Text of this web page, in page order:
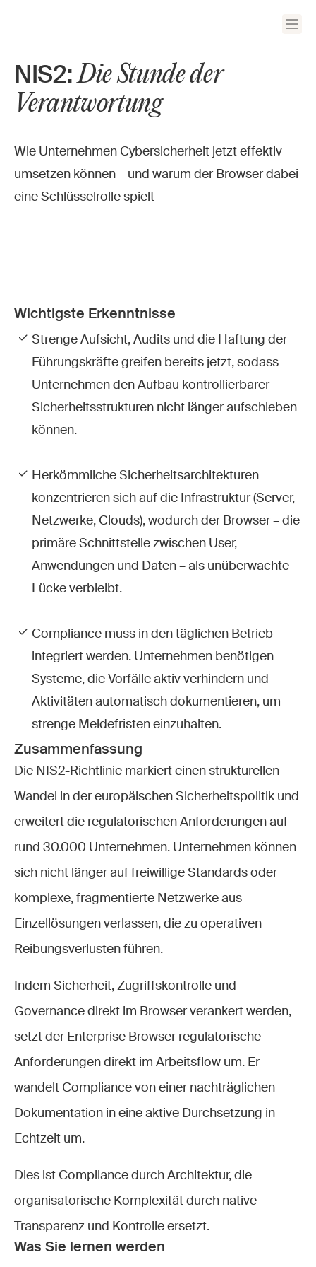
NIS2:Die Stunde der
Verantwortung
Wie Unternehmen Cybersicherheit jetzt effektiv
umsetzen können – und warum der Browser dabei
eine Schlüsselrolle spielt
Wichtigste Erkenntnisse
Strenge Aufsicht, Audits und die Haftung der
Führungskräfte greifen bereits jetzt, sodass
Unternehmen den Aufbau kontrollierbarer
Sicherheitsstrukturen nicht länger aufschieben
können.
Herkömmliche Sicherheitsarchitekturen
konzentrieren sich auf die Infrastruktur (Server,
Netzwerke, Clouds), wodurch der Browser – die
primäre Schnittstelle zwischen User,
Anwendungen und Daten – als unüberwachte
Lücke verbleibt.
Compliance muss in den täglichen Betrieb
integriert werden. Unternehmen benötigen
Systeme, die Vorfälle aktiv verhindern und
Aktivitäten automatisch dokumentieren, um
strenge Meldefristen einzuhalten.
Zusammenfassung
Die NIS2-Richtlinie markiert einen strukturellen
Wandel in der europäischen Sicherheitspolitik und
erweitert die regulatorischen Anforderungen auf
rund 30.000 Unternehmen. Unternehmen können
sich nicht länger auf freiwillige Standards oder
komplexe, fragmentierte Netzwerke aus
Einzellösungen verlassen, die zu operativen
Reibungsverlusten führen.
Indem Sicherheit, Zugriffskontrolle und
Governance direkt im Browser verankert werden,
setzt der Enterprise Browser regulatorische
Anforderungen direkt im Arbeitsflow um. Er
wandelt Compliance von einer nachträglichen
Dokumentation in eine aktive Durchsetzung in
Echtzeit um.
Dies ist Compliance durch Architektur, die
organisatorische Komplexität durch native
Transparenz und Kontrolle ersetzt.
Was Sie lernen werden